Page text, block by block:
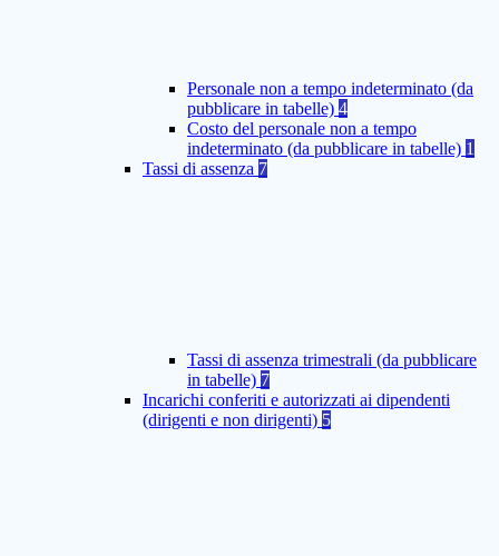
Personale non a tempo indeterminato (da
pubblicare in tabelle) 4
Costo del personale non a tempo
indeterminato (da pubblicare in tabelle) 1
Tassi di assenza 7
Tassi di assenza trimestrali (da pubblicare
in tabelle) 7
Incarichi conferiti e autorizzati ai dipendenti
(dirigenti e non dirigenti) 5